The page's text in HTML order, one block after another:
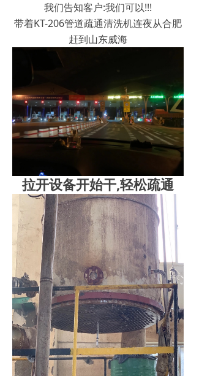
我们告知客户:我们可以!!!
带着KT-206管道疏通清洗机连夜从合肥
赶到山东威海
拉开设备开始干,轻松疏通